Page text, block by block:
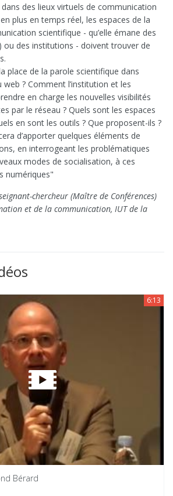
des lieux virtuels de communication
plus en temps réel, les espaces de la
scientifique - qu’elle émane des
ou des institutions - doivent trouver de
place de la parole scientifique dans
web ? Comment l’institution et les
en charge les nouvelles visibilités
par le réseau ? Quels sont les espaces
en sont les outils ? Que proposent-ils ?
d’apporter quelques éléments de
en interrogeant les problématiques
modes de socialisation, à ces
numériques"
chercheur (Maître de Conférences)
et de la communication, IUT de la
6:13
Bérard